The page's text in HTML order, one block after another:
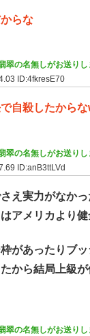
らな
翠の名無しがお送りし
ID:4fkresE70
自殺したから
翠の名無しがお送りし
ID:anB3ttLVd
え実力がなか
アメリカより健
があったりブ
から結局上級
翠の名無しがお送りし